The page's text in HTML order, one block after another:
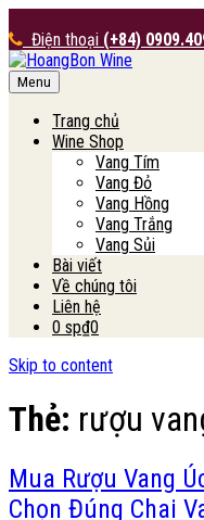
Điện thoại (+84)
HoangBon Wine
Menu
Trang chủ
Wine Shop
Vang Tím
Vang Đỏ
Vang Hồng
Vang Trắng
Vang Sủi
Bài viết
Về chúng tôi
Liên hệ
0 sp₫0
Skip to content
Thẻ: rượu
Mua Rượu Vang
Chọn Đúng Chai